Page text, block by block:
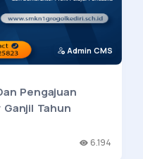
Admin CMS
Pengajuan
Ganjil Tahun
6.194